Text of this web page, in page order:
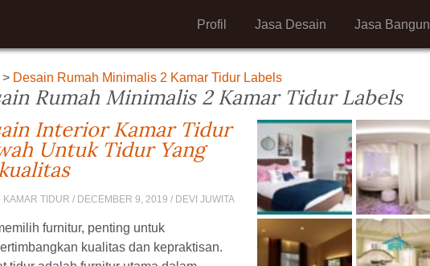
Jasa Bangun
Jasa Desain
Profil
> Desain Rumah Minimalis 2 Kamar Tidur Labels
Rumah Minimalis 2 Kamar Tidur Labels
Interior Kamar Tidur
Untuk Tidur Yang
KAMAR TIDUR / DECEMBER 9, 2019 / DEVI JUWITA
furnitur, penting untuk
kualitas dan kepraktisan.